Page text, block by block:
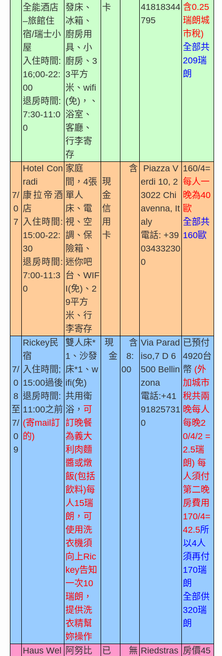
全能酒店
–旅館住
宿/瑞士小
屋
入住時間 :
16;00-22:
00
退房時間 :
7:30-11:0
0
發床、
冰箱、
廚房用
具、小
廚房、 3
3平方
米 、 wifi
(免) ，、
浴室、
客廳、
行李寄
存
卡
41818344
795
含0.25
瑞朗城
市稅)
全部共
209瑞
朗
7/
0
7
Hotel Con
radi
康拉帝酒
店
入住時間 :
15:00-22:
30
退房時間 :
7:00-11:3
0
家庭
間， 4張
單人
床、電
視、空
調、保
險箱、
迷你吧
台、 WIF
I(免) 、 2
9平方
米 、行
李寄存
現
金
信
用
卡
含
Piazza V
erdi 10, 2
3022 Chi
avenna, It
aly
電話: +39
03433230
0
160/4=
每人一
晚為40
歐
全部共
160歐
7/
0
8
至
7/
0
9
Rickey民
宿
入住時間 ;
15:00過後
退房時間 :
11:00之前
(寄mail訂
的)
雙人床*
1 、沙發
床*1 、 w
ifi(免)
共用衛
浴， 可
訂晚餐
為義大
利肉麵
醬或燉
飯(包括
飲料)每
人15瑞
朗，可
使用洗
衣機須
向上Ric
key告知
一次10
瑞朗，
提供洗
衣精幫
妳操作
現
金
含
8:
00
Via Parad
iso,7 D 6
500 Bellin
zona
電話:+41
91825731
0
已預付
4920台
幣(外
加城市
稅共兩
晚每人
每晚2
0/4/2 =
2.5瑞
朗) 每
人須付
第二晚
房費用
170/4=
42.5所
以4人
須再付
170瑞
朗
全部供
320瑞
朗
Haus Wel 阿努比
已
無 Riedstras 房價45